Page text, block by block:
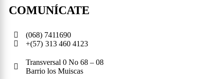
COMUNÍCATE
(068) 7411690
+(57) 313 460 4123
Transversal 0 No 68 – 08
Barrio los Muiscas